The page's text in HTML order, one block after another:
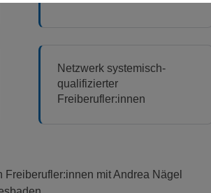
Netzwerk systemisch-
qualifizierter
Freiberufler:innen
mit Andrea Nägel